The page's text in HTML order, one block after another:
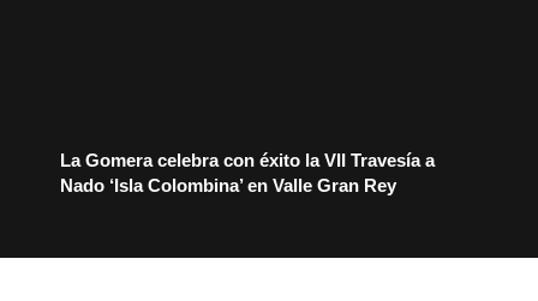
La Gomera celebra con éxito la VII Travesía a
Nado ‘Isla Colombina’ en Valle Gran Rey